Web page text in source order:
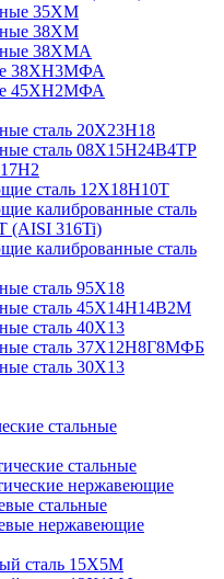
35ХМ
38ХМ
38ХМА
38XH3MФА
45ХН2МФА
сталь 20Х23Н18
сталь 08Х15Н24В4ТР
сталь 12Х18Н10Т
калиброванные сталь
(AISI 316Ti)
калиброванные сталь
сталь 95Х18
сталь 45Х14Н14В2М
сталь 40Х13
сталь 37Х12Н8Г8МФБ
сталь 30Х13
стальные
стальные
нержавеющие
стальные
нержавеющие
сталь 15Х5М